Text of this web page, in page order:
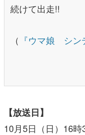
続けて出走!!
（ 『ウマ娘 シ
【放送日】
10月5日（日）16時